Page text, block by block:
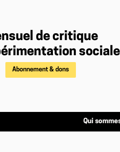
de critique
Abonnement & dons
Qui